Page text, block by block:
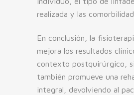
realizada y las
En conclusión, la
mejora los resultados
contexto postquirúrgico,
también promueve una
integral, devolviendo al